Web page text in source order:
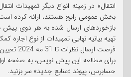
انتقال» در زمینه انواع دیگر تمهیدات
بخش عمومی رایج هستند، ارائه کرده
تهیه بیانیه نهایی تمهیدات از نوع اجاره
فرصت ارسال نظرات تا 31 مه 2024 تعیین شده است.
برای مطالعه این پیش نویس، به صفحه اول
حسابرس، پیوند «منابع جدید» سر بزنید.